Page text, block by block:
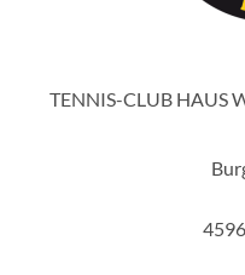
TENNIS-CLUB HAUS